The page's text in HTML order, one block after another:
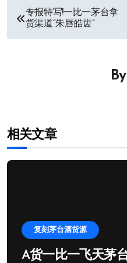
文
章
专报特写!一比一茅台拿
货渠道“朱唇皓齿”
By
相关文章
复刻茅台酒货源
A货一比一飞天茅